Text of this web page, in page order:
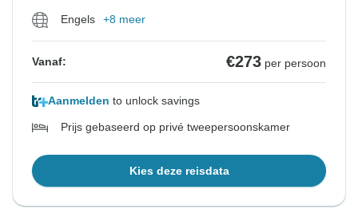
Engels +8 meer
Vanaf: €273 per persoon
Aanmelden to unlock savings
Prijs gebaseerd op privé tweepersoonskamer
Kies deze reisdata